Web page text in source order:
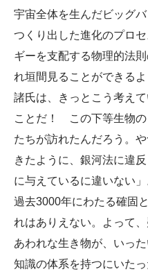
宇宙全体を生んだビッグ
つくり出した進化のプロ
ギーを支配する物理的法
れ垣間見ることができる
諸氏は、きっとこう考え
ことだ！ この下等生物の
たちが訪れたんだろう。
きたように、銀河法に違
に与えているに違いない
過去3000年にわたる確固
れはありえない。よって
あわれな生き物が、いっ
知識の体系を持つにいた